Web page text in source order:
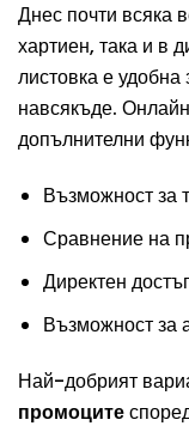
Днес почти всяка
хартиен, така и в
листовка е
навсякъде.
допълнителни
Възможност за
Сравнение на
Директен
Възможност за
Най-добрият
промоците